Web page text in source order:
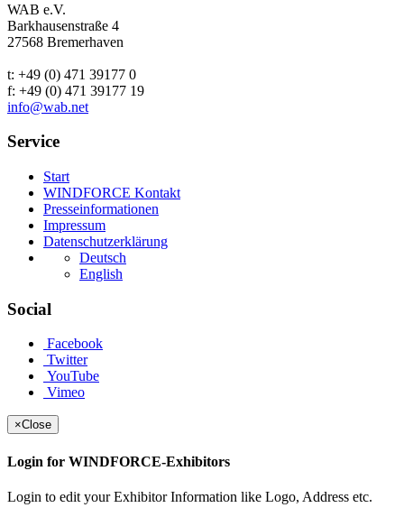
WAB e.V.
Barkhausenstraße 4
27568 Bremerhaven
t: +49 (0) 471 39177 0
f: +49 (0) 471 39177 19
info@wab.net
Service
Start
WINDFORCE Kontakt
Presseinformationen
Impressum
Datenschutzerklärung
Deutsch
English
Social
Facebook
Twitter
YouTube
Vimeo
×Close
Login for WINDFORCE-Exhibitors
Login to edit your Exhibitor Information like Logo, Address etc.